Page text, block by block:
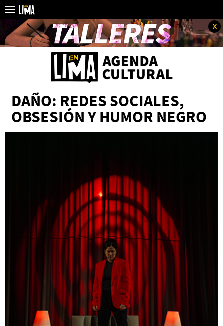
x
DAÑO: REDES SOCIALES,
OBSESIÓN Y HUMOR NEGRO